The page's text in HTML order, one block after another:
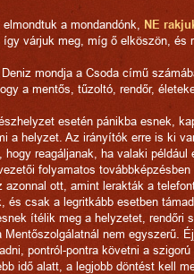
a mondandónk, NE
így várjuk meg, míg ő elköszön, és
mondja a Csoda című
a mentős, tűzoltó, rendőr,
esetén pánikba esnek,
a helyzet. Az irányítók erre is ki
hogy reagáljanak, ha valaki
folyamatos
azonnal ott, amint lerakták a
és csak a legritkább esetben
ítélik meg a helyzetet, rendőri
Mentőszolgálatnál nem egyszerű.
pontról-pontra követni a
idő alatt, a legjobb döntést kell